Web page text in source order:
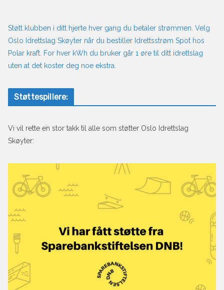
Støtt klubben i ditt hjerte hver gang du betaler strømmen. Velg
Oslo Idrettslag Skøyter når du bestiller Idrettsstrøm Spot hos
Polar kraft. For hver kWh du bruker går 1 øre til ditt idrettslag
uten at det koster deg noe ekstra.
Støttespillere:
Vi vil rette en stor takk til alle som støtter Oslo Idrettslag
Skøyter: